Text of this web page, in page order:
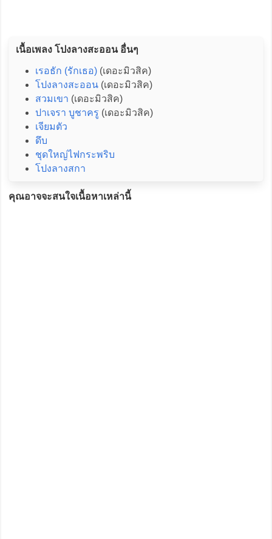
เนื้อเพลง โปงลางสะออน อื่นๆ
เรอธัก (รักเธอ)(เดอะมิวสิค)
โปงลางสะออน(เดอะมิวสิค)
สวมเขา (เดอะมิวสิค)
ปาเจรา บูชาครู (เดอะมิวสิค)
เจียมตัว
ดึบ
ชุดใหญ่ไฟกระพริบ
โปงลางสกา
คุณอาจจะสนใจเนื้อหาเหล่านี้